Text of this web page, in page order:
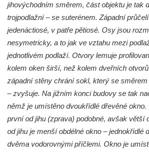
jihovýchodním směrem, část objektu je tak
trojpodlažní – se suterénem. Západní
jedenáctiosé, v patře pětiosé. Osy jsou
nesymetricky, a to jak ve vztahu mezi
jednotlivém podlaží. Otvory lemuje
kolem oken širší, než kolem dveřních
západní stěny chrání sokl, který se
– zvyšuje. Na jižním konci budovy se tak
němž je umístěno dvoukřídlé dřevěné
první od jihu (zprava) podobné, avšak větší
od jihu je menší obdélné okno – jednokřídlé
dvěma vodorovnými příčlemi. Okno je